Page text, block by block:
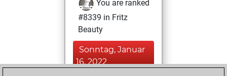
You are ranked
#8339 in Fritz
Beauty
Sonntag, Januar
16, 2022